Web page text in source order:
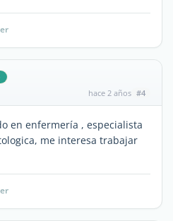
hace 2 años #4
en enfermería , especialista
me interesa trabajar